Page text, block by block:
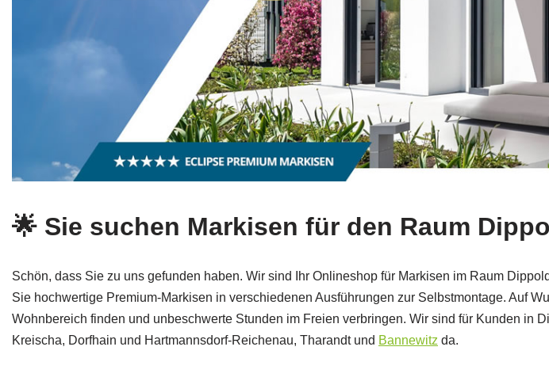
🌟 Sie suchen Markisen für den Raum
Schön, dass Sie zu uns gefunden haben. Wir sind Ihr Onlineshop für Markisen im Raum
Sie hochwertige Premium-Markisen in verschiedenen Ausführungen zur Selbstmontage. Auf
Wohnbereich finden und unbeschwerte Stunden im Freien verbringen. Wir sind für Kunden in
Kreischa, Dorfhain und Hartmannsdorf-Reichenau, Tharandt und Bannewitz da.